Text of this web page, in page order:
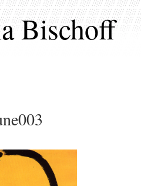
Bischoff